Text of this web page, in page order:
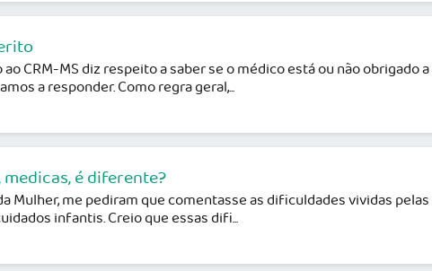
CRM-MS diz respeito a saber se o médico está ou não obrigado
a responder. Como regra geral,...
é diferente?
Mulher, me pediram que comentasse as dificuldades vividas
infantis. Creio que essas difi...